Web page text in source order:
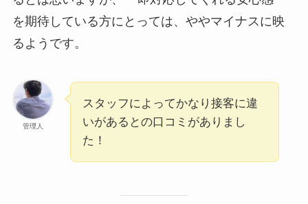
を期待している方にとっては、ややマイナスに映
るようです。
管理人
スタッフによってかなり接客に違
いがあるとの口コミがありまし
た！